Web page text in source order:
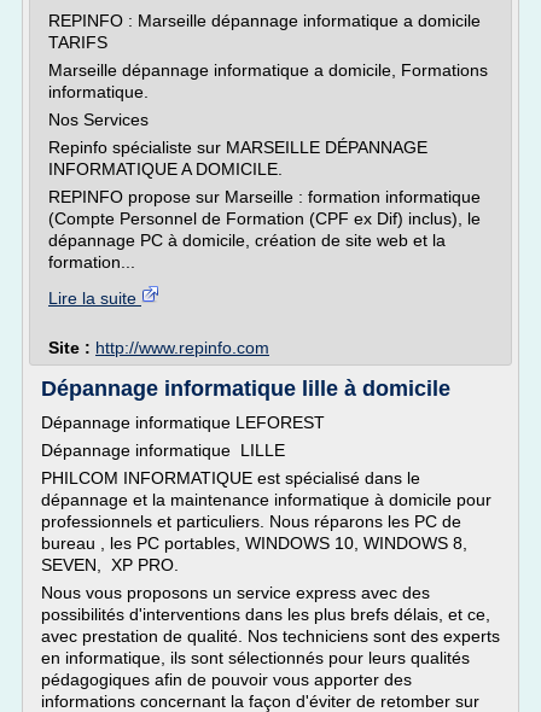
REPINFO : Marseille dépannage informatique a domicile
TARIFS
Marseille dépannage informatique a domicile, Formations
informatique.
Nos Services
Repinfo spécialiste sur MARSEILLE DÉPANNAGE
INFORMATIQUE A DOMICILE.
REPINFO propose sur Marseille : formation informatique
(Compte Personnel de Formation (CPF ex Dif) inclus), le
dépannage PC à domicile, création de site web et la
formation...
Lire la suite
Site : http://www.repinfo.com
Dépannage informatique lille à domicile
Dépannage informatique LEFOREST
Dépannage informatique LILLE
PHILCOM INFORMATIQUE est spécialisé dans le
dépannage et la maintenance informatique à domicile pour
professionnels et particuliers. Nous réparons les PC de
bureau , les PC portables, WINDOWS 10, WINDOWS 8,
SEVEN, XP PRO.
Nous vous proposons un service express avec des
possibilités d'interventions dans les plus brefs délais, et ce,
avec prestation de qualité. Nos techniciens sont des experts
en informatique, ils sont sélectionnés pour leurs qualités
pédagogiques afin de pouvoir vous apporter des
informations concernant la façon d'éviter de retomber sur